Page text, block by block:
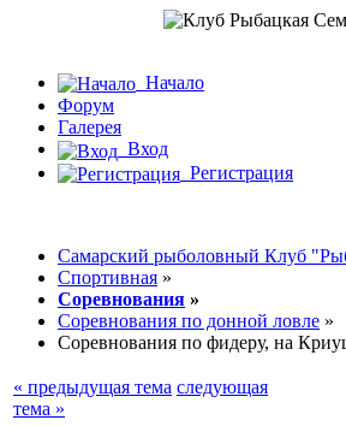
Начало
Форум
Галерея
Вход
Регистрация
Самарский рыболовный Клуб
Спортивная »
Соревнования »
Соревнования по донной ловле »
Соревнования по фидеру, на
« предыдущая тема следующая
тема »